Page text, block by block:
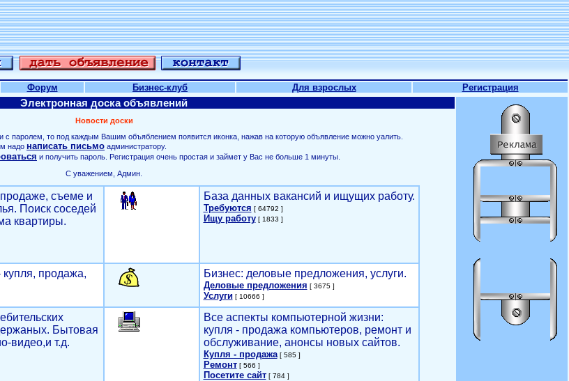
Форум Бизнес-клуб Для взрослых Регистрация
Электронная доска объявлений
Новости доски
паролем, то под каждым Вашим объяблением появится иконка, нажав на которую объявление можно уалить.
надо написать письмо администратору.
и получить пароль. Регистрация очень простая и займет у Вас не больше 1 минуты.
С уважением, Админ.
съеме и
Поиск соседей
квартиры.
База данных вакансий и ищущих работу.
Требуются [ 64792 ]
Ищу работу[ 1833 ]
продажа,
Бизнес: деловые предложения, услуги.
Деловые предложения [ 3675 ]
Услуги[ 10666 ]
Бытовая
видео,и т.д.
Все аспекты компьютерной жизни:
купля - продажа компьютеров, ремонт и
обслуживание, анонсы новых сайтов.
Купля - продажа[ 585 ]
Ремонт[ 566 ]
Посетите сайт[ 784 ]